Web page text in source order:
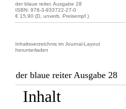
der blaue reiter, Ausgabe 28
ISBN: 978-3-933722-27-0
€ 15,90 (D, unverb. Preisempf.)
Inhaltsverzeichnis im Journal-Layout
herunterladen
der blaue reiter Ausgabe 28
Inhalt